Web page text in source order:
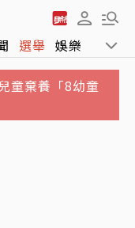
選舉 娛樂 運動
童棄養「8幼童